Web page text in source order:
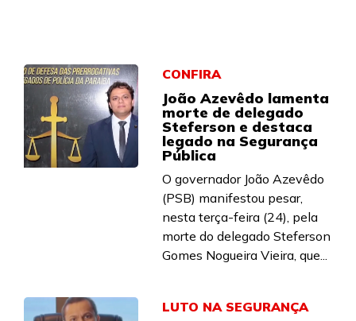
CONFIRA
João Azevêdo lamenta
morte de delegado
Steferson e destaca
legado na Segurança
Pública
O governador João Azevêdo
(PSB) manifestou pesar,
nesta terça-feira (24), pela
morte do delegado Steferson
Gomes Nogueira Vieira, que...
LUTO NA SEGURANÇA